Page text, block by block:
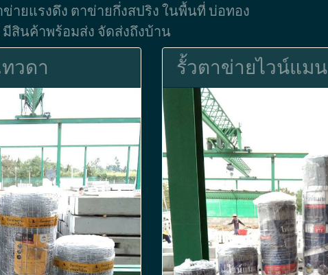
ข่ายแรงดึง ตาข่ายกึ่งสปริง ในพื้นที่ บ่อทอง
มีสินค้าพร้อมส่ง จัดส่งถึงบ้าน
วดา รั้วตาข่ายไวน์แมน